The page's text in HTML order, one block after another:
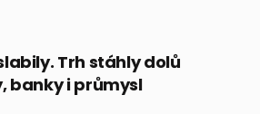
Trh stáhly dolů
banky i průmysl